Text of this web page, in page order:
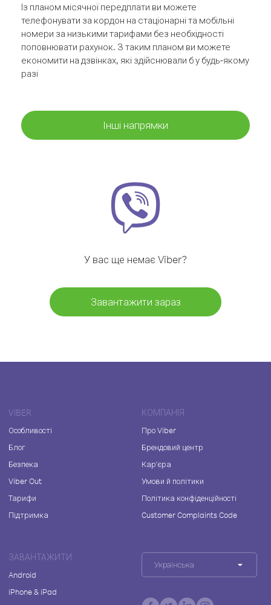
Із планом місячної передплати ви можете
телефонувати за кордон на стаціонарні та мобільні
номери за низькими тарифами без необхідності
поповнювати рахунок. З таким планом ви можете
економити на дзвінках, які здійснювали б у будь-якому
разі
Інші напрямки
У вас ще немає Viber?
Завантажити зараз
VIBER
Особливості
Блог
Безпека
Viber Out
Тарифи
Підтримка
КОМПАНІЯ
Про Viber
Брендовий центр
Кар'єра
Умови й політики
Політика конфіденційності
Customer Complaints Code
ЗАВАНТАЖИТИ
Android
iPhone & iPad
Українська